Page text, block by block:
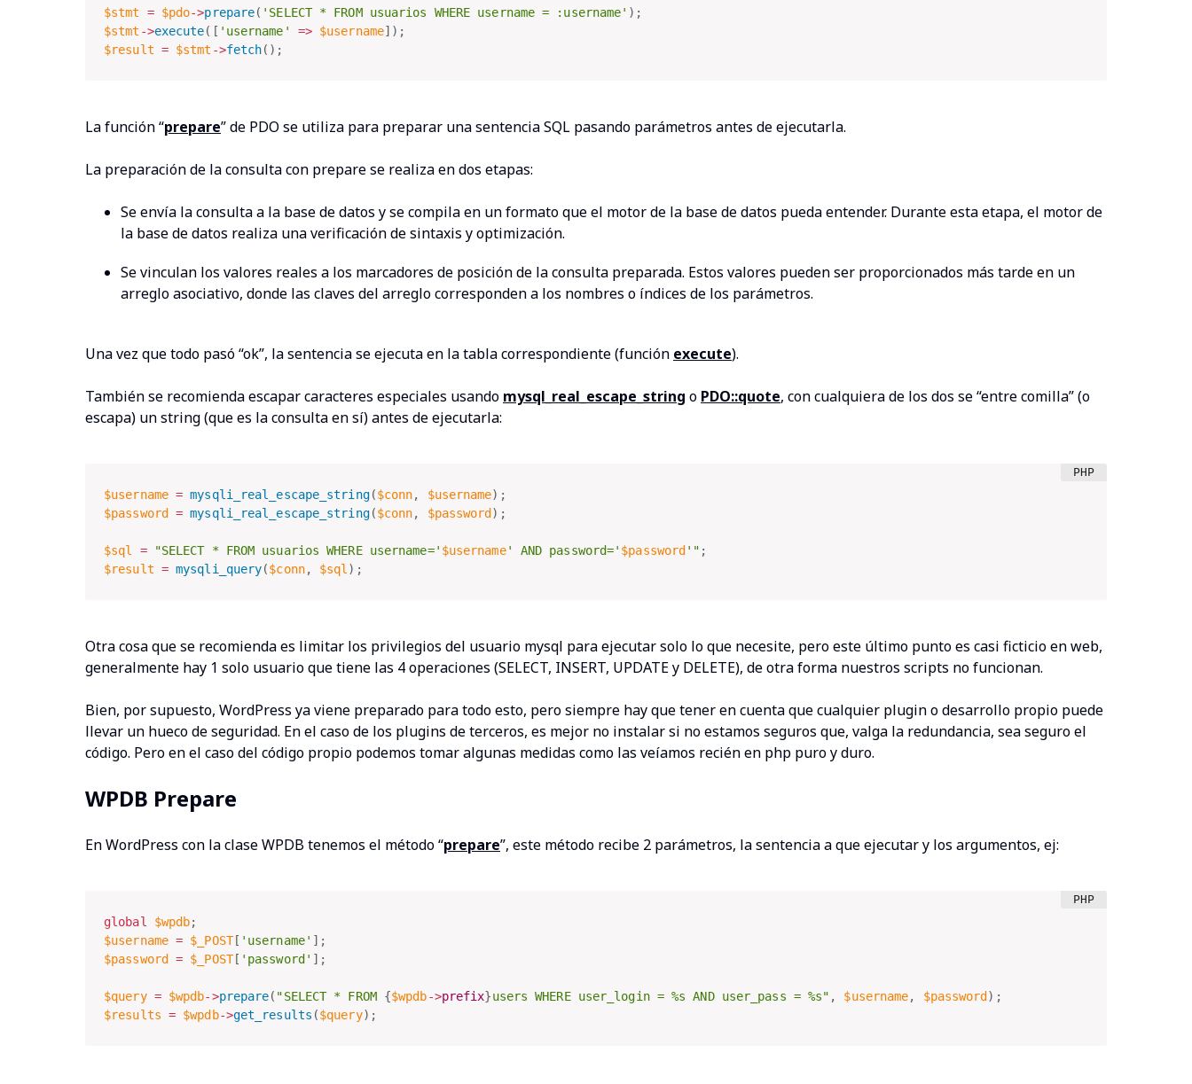
$stmt = $pdo->prepare( 'SELECT * FROM usuarios WHERE username = :username' ) ;
$stmt ->execute( [ 'username' => $username] ) ;
$result = $stmt ->fetch( ) ;
La función “prepare” de PDO se utiliza para preparar una sentencia SQL pasando parámetros antes de ejecutarla.
La preparación de la consulta con prepare se realiza en dos etapas:
Se envía la consulta a la base de datos y se compila en un formato que el motor de la base de datos pueda entender. Durante esta etapa, el motor de
la base de datos realiza una verificación de sintaxis y optimización.
Se vinculan los valores reales a los marcadores de posición de la consulta preparada. Estos valores pueden ser proporcionados más tarde en un
arreglo asociativo, donde las claves del arreglo corresponden a los nombres o índices de los parámetros.
Una vez que todo pasó “ok”, la sentencia se ejecuta en la tabla correspondiente (función execute).
También se recomienda escapar caracteres especiales usando mysql_real_escape_string o PDO::quote, con cualquiera de los dos se “entre comilla” (o
escapa) un string (que es la consulta en sí) antes de ejecutarla:
$username = mysqli_real_escape_string($conn, $username) ;
$password = mysqli_real_escape_string($conn, $password) ;
$sql = "SELECT * FROM usuarios WHERE username=' $username' AND password=' $password'" ;
$result = mysqli_query($conn, $sql ) ;
Otra cosa que se recomienda es limitar los privilegios del usuario mysql para ejecutar solo lo que necesite, pero este último punto es casi ficticio en web,
generalmente hay 1 solo usuario que tiene las 4 operaciones (SELECT, INSERT, UPDATE y DELETE), de otra forma nuestros scripts no funcionan.
Bien, por supuesto, WordPress ya viene preparado para todo esto, pero siempre hay que tener en cuenta que cualquier plugin o desarrollo propio puede
llevar un hueco de seguridad. En el caso de los plugins de terceros, es mejor no instalar si no estamos seguros que, valga la redundancia, sea seguro el
código. Pero en el caso del código propio podemos tomar algunas medidas como las veíamos recién en php puro y duro.
WPDB Prepare
En WordPress con la clase WPDB tenemos el método “prepare”, este método recibe 2 parámetros, la sentencia a que ejecutar y los argumentos, ej:
global $wpdb;
$username = $_POST[ 'username' ] ;
$password = $_POST[ 'password' ] ;
$query = $wpdb->prepare( "SELECT * FROM {$wpdb->prefix}users WHERE user_login = %s AND user_pass = %s" , $username, $password) ;
$results = $wpdb->get_results ($query) ;